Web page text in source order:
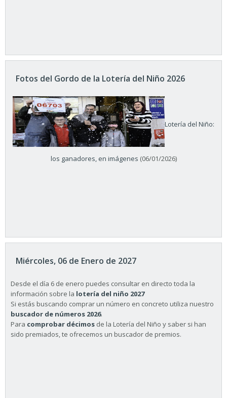
Fotos del Gordo de la Lotería del Niño 2026
Lotería del Niño:
los ganadores, en imágenes (06/01/2026)
Miércoles, 06 de Enero de 2027
Desde el día 6 de enero puedes consultar en directo toda la
información sobre la lotería del niño 2027
Si estás buscando comprar un número en concreto utiliza nuestro
buscador de números 2026.
Para comprobar décimos de la Lotería del Niño y saber si han
sido premiados, te ofrecemos un buscador de premios.